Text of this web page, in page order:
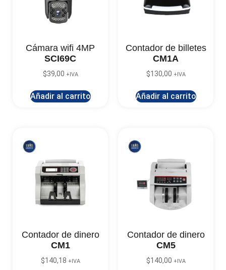
Cámara wifi 4MP
SCI69C
$39,00 +IVA
Añadir al carrito
Contador de billetes
CM1A
$130,00 +IVA
Añadir al carrito
Contador de dinero
CM1
$140,18 +IVA
Contador de dinero
CM5
$140,00 +IVA